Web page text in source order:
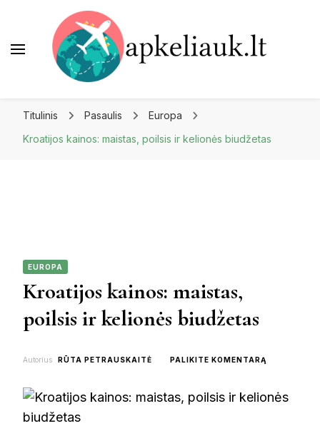
Titulinis Pasaulis
Europa
Kroatijos kainos: maistas, poilsis ir kelionės biudžetas
EUROPA
Kroatijos kainos: maistas,
poilsis ir kelionės biudžetas
Autorius RŪTA PETRAUSKAITĖ PALIKITE KOMENTARĄ
MAISTAS,